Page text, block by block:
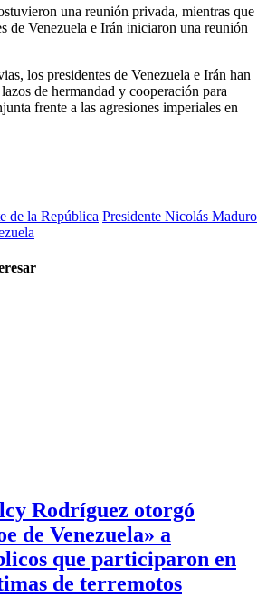
una reunión privada, mientras que
de Venezuela e Irán iniciaron una reunión
los presidentes de Venezuela e Irán han
de hermandad y cooperación para
frente a las agresiones imperiales en
de la República Presidente Nicolás Maduro
Rodríguez otorgó
de Venezuela» a
que participaron en
de terremotos